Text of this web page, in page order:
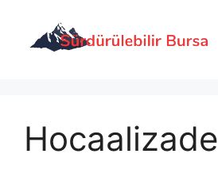
Hocaalizade